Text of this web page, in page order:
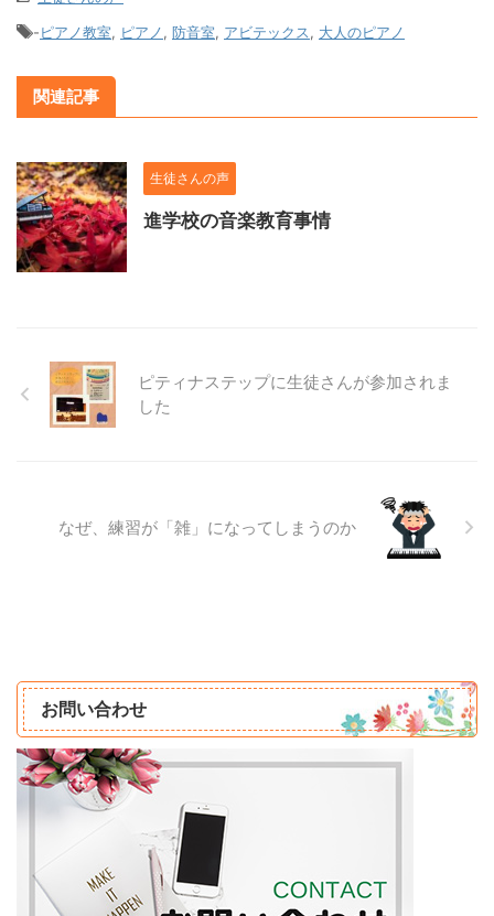
-ピアノ教室, ピアノ, 防音室, アビテックス, 大人のピアノ
関連記事
生徒さんの声
進学校の音楽教育事情
ピティナステップに生徒さんが参加されま
した
なぜ、練習が「雑」になってしまうのか
お問い合わせ